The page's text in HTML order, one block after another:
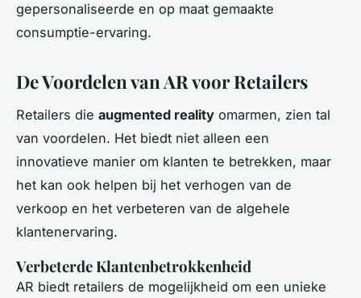
gepersonaliseerde en op maat gemaakte
consumptie-ervaring.
De Voordelen van AR voor Retailers
Retailers die augmented reality omarmen, zien tal
van voordelen. Het biedt niet alleen een
innovatieve manier om klanten te betrekken, maar
het kan ook helpen bij het verhogen van de
verkoop en het verbeteren van de algehele
klantenervaring.
Verbeterde Klantenbetrokkenheid
AR biedt retailers de mogelijkheid om een unieke